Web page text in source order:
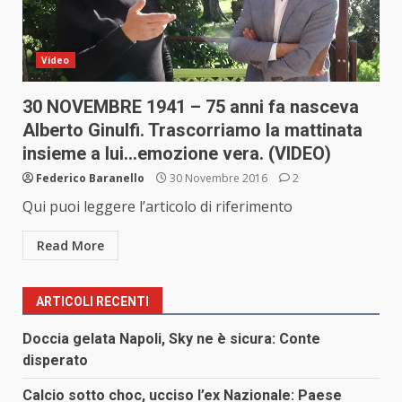
Video
30 NOVEMBRE 1941 – 75 anni fa nasceva
Alberto Ginulfi. Trascorriamo la mattinata
insieme a lui…emozione vera. (VIDEO)
Federico Baranello 30 Novembre 2016 2
Qui puoi leggere l’articolo di riferimento
Read More
ARTICOLI RECENTI
Doccia gelata Napoli, Sky ne è sicura: Conte
disperato
Calcio sotto choc, ucciso l’ex Nazionale: Paese